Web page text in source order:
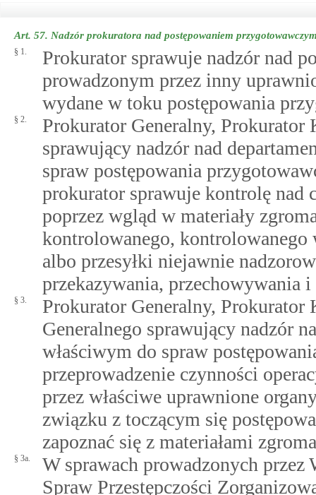
Art. 57. Nadzór prokuratora nad postępowaniem
§ 1.
Prokurator sprawuje nadzór nad
prowadzonym przez inny
wydane w toku postępowania
§ 2.
Prokurator Generalny, Prokurator
sprawujący nadzór nad
spraw postępowania
prokurator sprawuje kontrolę nad
poprzez wgląd w materiały
kontrolowanego,
albo przesyłki niejawnie
przekazywania, przechowywania
§ 3.
Prokurator Generalny, Prokurator
Generalnego sprawujący nadzór
właściwym do spraw
przeprowadzenie czynności
przez właściwe uprawnione
związku z toczącym się
zapoznać się z materiałami
§ 3a.
W sprawach prowadzonych przez
Spraw Przestępczości